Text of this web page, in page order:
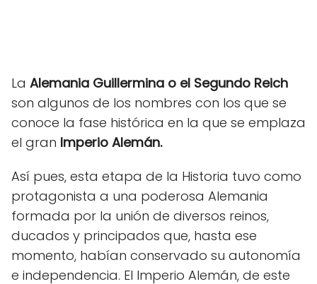
La Alemania Guillermina o el Segundo Reich
son algunos de los nombres con los que se
conoce la fase histórica en la que se emplaza
el gran Imperio Alemán.
Así pues, esta etapa de la Historia tuvo como
protagonista a una poderosa Alemania
formada por la unión de diversos reinos,
ducados y principados que, hasta ese
momento, habían conservado su autonomía
e independencia. El Imperio Alemán, de este